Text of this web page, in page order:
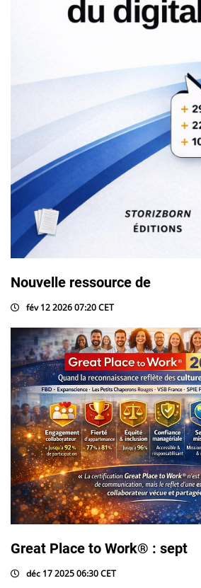
Nouvelle ressource de
fév 12 2026 07:20 CET
Great Place to Work® : sept
déc 17 2025 06:30 CET